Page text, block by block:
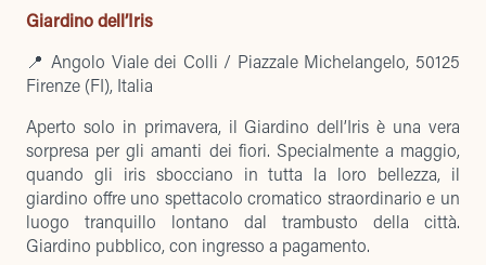
Giardino dell’Iris
📍 Angolo Viale dei Colli / Piazzale Michelangelo, 50125
Firenze (FI), Italia
Aperto solo in primavera, il Giardino dell’Iris è una vera
sorpresa per gli amanti dei fiori. Specialmente a maggio,
quando gli iris sbocciano in tutta la loro bellezza, il
giardino offre uno spettacolo cromatico straordinario e un
luogo tranquillo lontano dal trambusto della città.
Giardino pubblico, con ingresso a pagamento.